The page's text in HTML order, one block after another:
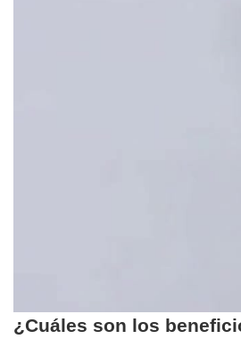
¿Cuáles son los